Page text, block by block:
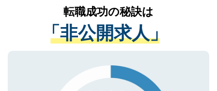
は、個人情報の取り扱いについての厳密な
管理基準を満たした事業者のみに付与され
る、プライバシーマークを取得済みです。
で、機密保持に関してもご安心ください。
かがいして、現在の医療機関の状況や紹介
経験をまじえながら、適切なアドバイスを
させていただきます。すぐにご転職をされ
ない方には、長期的なサポートが可能です
ので、まずはご登録ください。
転職成功の秘訣は
「非公開求人」